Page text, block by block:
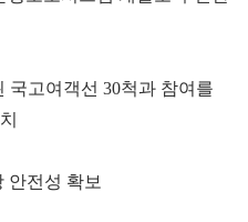
국고여객선 30척과 참여를
안전성 확보